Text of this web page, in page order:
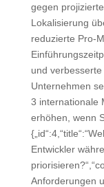
gegen
Lokalisierung
reduzierte Pro-
und
Unternehmen
3 internationale
erhöhen, wenn
Entwickler
Anforderungen